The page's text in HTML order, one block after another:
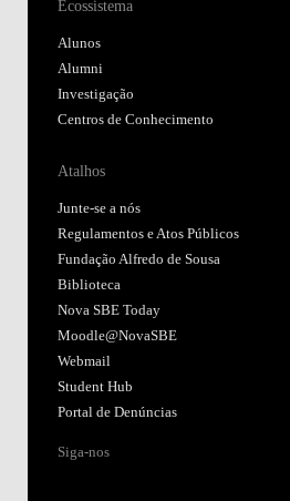
Ecossistema
Alunos
Alumni
Investigação
Centros de Conhecimento
Atalhos
Junte-se a nós
Regulamentos e Atos Públicos
Fundação Alfredo de Sousa
Biblioteca
Nova SBE Today
Moodle@NovaSBE
Webmail
Student Hub
Portal de Denúncias
Siga-nos